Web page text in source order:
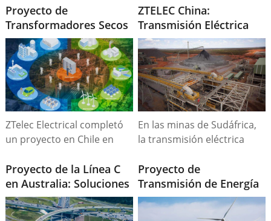
Proyecto de
Transformadores Secos
ZTelec Electrical en Chile
| 2000 kVA 14.2/0.4kV
ZTelec Electrical completó
un proyecto en Chile en
suministrando 10
transformadores secos de
2000kVA para redes de
distribución locales.
ZTELEC China:
Transmisión Eléctrica
para Minas en Sudáfrica
– Cumple Estándares
En las minas de Sudáfrica,
la transmisión eléctrica
China, experto en equipos
eléctricos, ofrece
soluciones adaptadas:​
Transformadores:
Proyecto de la Línea C
en Australia: Soluciones
de Energía de ZTelec
China para
Proyecto de
Transmisión de Energía
Eólica en Kirguistán:
Soluciones de Potencia